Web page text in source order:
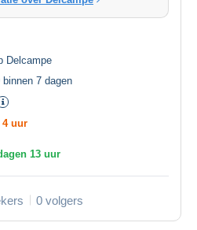
Delcampe
7 dagen
4 uur
13 uur
0 volgers